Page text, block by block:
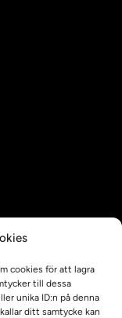
cookies för att lagra
till dessa
unika ID:n på denna
ditt samtycke kan